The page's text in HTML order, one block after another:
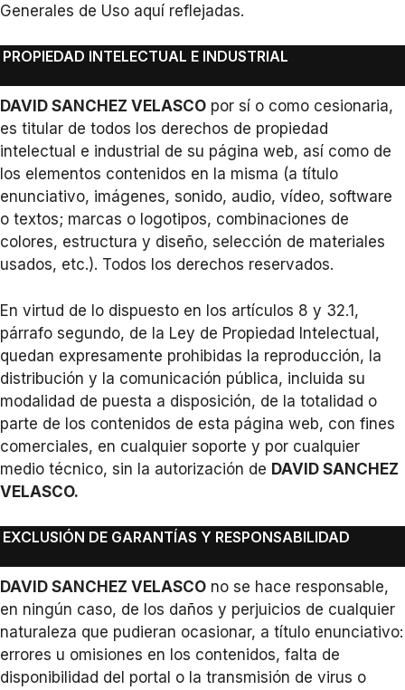
Generales de Uso aquí reflejadas.
PROPIEDAD INTELECTUAL E INDUSTRIAL
DAVID SANCHEZ VELASCO por sí o como cesionaria,
es titular de todos los derechos de propiedad
intelectual e industrial de su página web, así como de
los elementos contenidos en la misma (a título
enunciativo, imágenes, sonido, audio, vídeo, software
o textos; marcas o logotipos, combinaciones de
colores, estructura y diseño, selección de materiales
usados, etc.). Todos los derechos reservados.
En virtud de lo dispuesto en los artículos 8 y 32.1,
párrafo segundo, de la Ley de Propiedad Intelectual,
quedan expresamente prohibidas la reproducción, la
distribución y la comunicación pública, incluida su
modalidad de puesta a disposición, de la totalidad o
parte de los contenidos de esta página web, con fines
comerciales, en cualquier soporte y por cualquier
medio técnico, sin la autorización de DAVID SANCHEZ
VELASCO.
EXCLUSIÓN DE GARANTÍAS Y RESPONSABILIDAD
DAVID SANCHEZ VELASCO no se hace responsable,
en ningún caso, de los daños y perjuicios de cualquier
naturaleza que pudieran ocasionar, a título enunciativo:
errores u omisiones en los contenidos, falta de
disponibilidad del portal o la transmisión de virus o